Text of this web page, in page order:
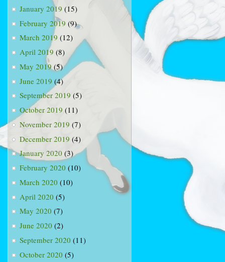
January 2019 (15)
February 2019 (9)
March 2019 (12)
April 2019 (8)
May 2019(5)
June 2019 (4)
September 2019 (5)
October 2019 (11)
November 2019 (7)
December 2019 (4)
January 2020 (3)
February 2020 (10)
March 2020 (10)
April 2020 (5)
May 2020 (7)
June 2020 (2)
September 2020 (11)
October 2020 (5)